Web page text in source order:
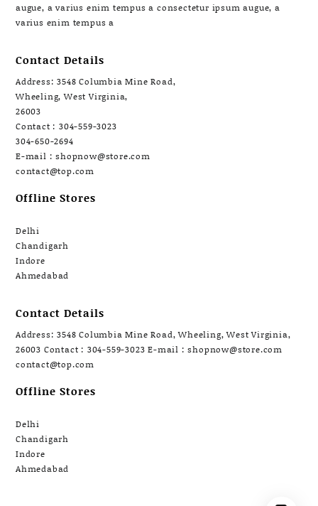
augue, a varius enim tempus a consectetur ipsum augue, a
varius enim tempus a
Contact Details
Address: 3548 Columbia Mine Road,
Wheeling, West Virginia,
26003
Contact : 304-559-3023
304-650-2694
E-mail : shopnow@store.com
contact@top.com
Offline Stores
Delhi
Chandigarh
Indore
Ahmedabad
Contact Details
Address: 3548 Columbia Mine Road, Wheeling, West Virginia,
26003 Contact : 304-559-3023 E-mail : shopnow@store.com
contact@top.com
Offline Stores
Delhi
Chandigarh
Indore
Ahmedabad